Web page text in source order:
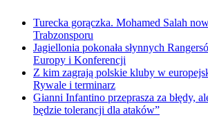
Turecka gorączka. Mohamed Salah
Trabzonsporu
Jagiellonia pokonała słynnych
Europy i Konferencji
Z kim zagrają polskie kluby w
Rywale i terminarz
Gianni Infantino przeprasza za błędy,
będzie tolerancji dla ataków”